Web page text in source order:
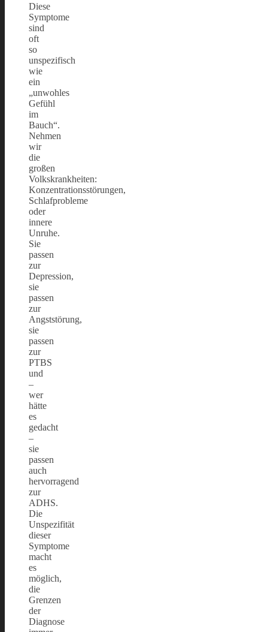
Diese
Symptome
sind
oft
so
unspezifisch
wie
ein
„unwohles
Gefühl
im
Bauch“.
Nehmen
wir
die
großen
Volkskrankheiten:
Konzentrationsstörungen,
Schlafprobleme
oder
innere
Unruhe.
Sie
passen
zur
Depression,
sie
passen
zur
Angststörung,
sie
passen
zur
PTBS
und
–
wer
hätte
es
gedacht
–
sie
passen
auch
hervorragend
zur
ADHS.
Die
Unspezifität
dieser
Symptome
macht
es
möglich,
die
Grenzen
der
Diagnose